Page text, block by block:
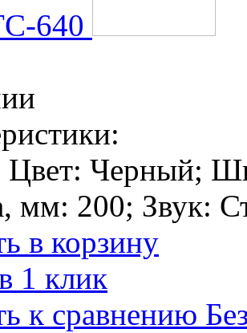
640
Цвет: Черный;
мм: 200; Звук:
в корзину
1 клик
к сравнению